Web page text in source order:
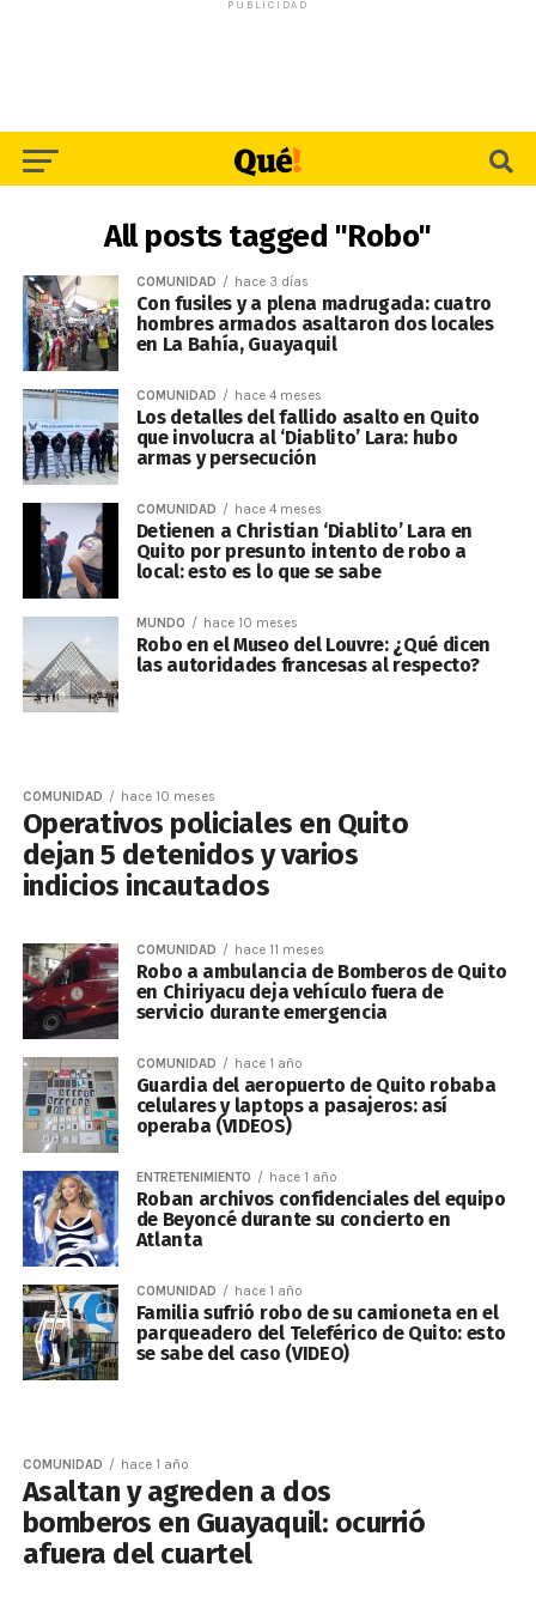
PUBLICIDAD
All posts tagged "Robo"
COMUNIDAD hace 3 días
Con fusiles y a plena madrugada: cuatro
hombres armados asaltaron dos locales
en La Bahía, Guayaquil
COMUNIDAD hace 4 meses
Los detalles del fallido asalto en Quito
que involucra al ‘Diablito’ Lara: hubo
armas y persecución
COMUNIDAD hace 4 meses
Detienen a Christian ‘Diablito’ Lara en
Quito por presunto intento de robo a
local: esto es lo que se sabe
MUNDO hace 10 meses
Robo en el Museo del Louvre: ¿Qué dicen
las autoridades francesas al respecto?
COMUNIDAD hace 10 meses
Operativos policiales en Quito
dejan 5 detenidos y varios
indicios incautados
COMUNIDAD hace 11 meses
Robo a ambulancia de Bomberos de Quito
en Chiriyacu deja vehículo fuera de
servicio durante emergencia
COMUNIDAD hace 1 año
Guardia del aeropuerto de Quito robaba
celulares y laptops a pasajeros: así
operaba (VIDEOS)
ENTRETENIMIENTO hace 1 año
Roban archivos confidenciales del equipo
de Beyoncé durante su concierto en
Atlanta
COMUNIDAD hace 1 año
Familia sufrió robo de su camioneta en el
parqueadero del Teleférico de Quito: esto
se sabe del caso (VIDEO)
COMUNIDAD hace 1 año
Asaltan y agreden a dos
bomberos en Guayaquil: ocurrió
afuera del cuartel